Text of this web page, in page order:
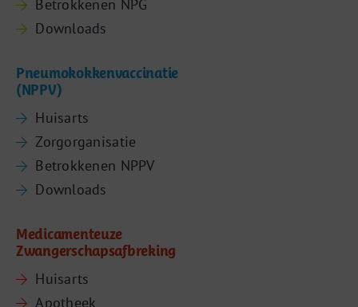
Betrokkenen NPG
Downloads
Pneumokokkenvaccinatie
(NPPV)
Huisarts
Zorgorganisatie
Betrokkenen NPPV
Downloads
Medicamenteuze
Zwangerschapsafbreking
Huisarts
Apotheek